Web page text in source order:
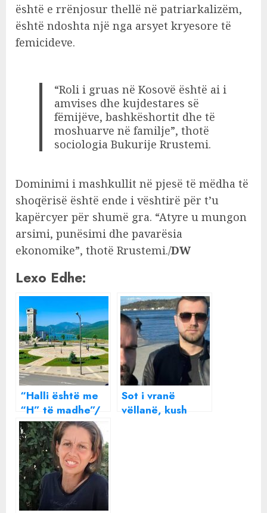
është e rrënjosur thellë në patriarkalizëm,
është ndoshta një nga arsyet kryesore të
femicideve.
“Roli i gruas në Kosovë është ai i
amvises dhe kujdestares së
fëmijëve, bashkëshortit dhe të
moshuarve në familje”, thotë
sociologia Bukurije Rrustemi.
Dominimi i mashkullit në pjesë të mëdha të
shoqërisë është ende i vështirë për t’u
kapërcyer për shumë gra. “Atyre u mungon
arsimi, punësimi dhe pavarësia
ekonomike”, thotë Rrustemi./DW
Lexo Edhe:
“Halli është me
“H” të madhe”/
Analiza e BIRN:
Gara për
bashkinë e
Kukësit, me sytë
nga Londra dhe
Birmingami
Sot i vranë
vëllanë, kush